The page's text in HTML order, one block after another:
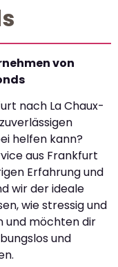
von
nach La Chaux-
helfen kann?
aus Frankfurt
Erfahrung und
wir der ideale
wie stressig und
und möchten dir
und